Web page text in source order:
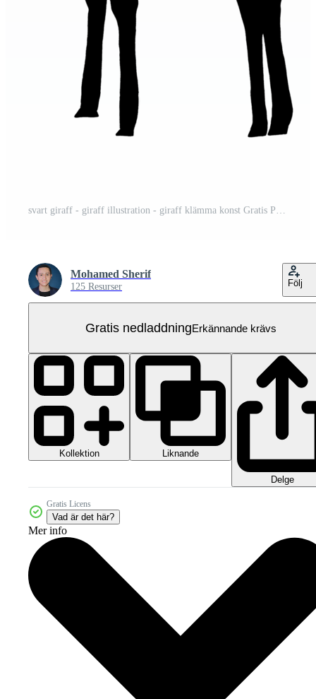
svart giraff - giraff illustration - giraff klämma konst Gratis PNG
Mohamed Sherif
125 Resurser Följ
Gratis nedladdningErkännande krävs
Kollektion Liknande
Delge
Gratis Licens
Vad är det här?
Mer info